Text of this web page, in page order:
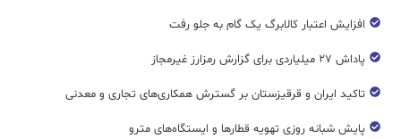
افزایش اعتبار کالابرگ یک گام به جلو رفت
پاداش ۲۷ میلیاردی برای گزارش رمزارز غیرمجاز
تاکید ایران و قرقیزستان بر گسترش همکاری‌های تجاری و معدنی
پایش شبانه روزی تهویه قطار‌ها و ایستگاه‌های مترو